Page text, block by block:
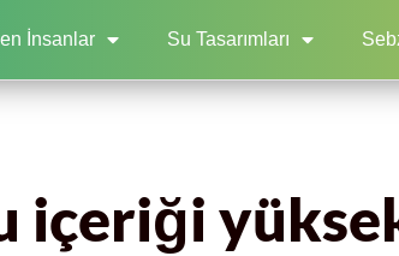
İnsanlar Su Tasarımları
içeriği